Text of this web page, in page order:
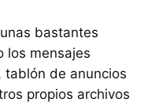
bastantes
los mensajes
tablón de anuncios
propios archivos